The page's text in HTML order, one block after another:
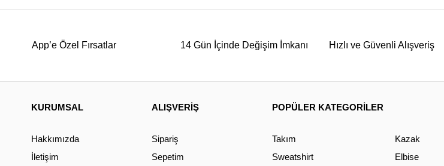
App’e Özel Fırsatlar 14 Gün İçinde Değişim İmkanı Hızlı ve Güvenli Alışveriş
KURUMSAL
Hakkımızda
İletişim
ALIŞVERİŞ
Sipariş
Sepetim
POPÜLER KATEGORİLER
Takım
Sweatshirt
Kazak
Elbise